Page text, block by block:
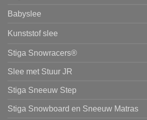
Babyslee
Kunststof slee
Stiga Snowracers®
Slee met Stuur JR
Stiga Sneeuw Step
Stiga Snowboard en Sneeuw Matras